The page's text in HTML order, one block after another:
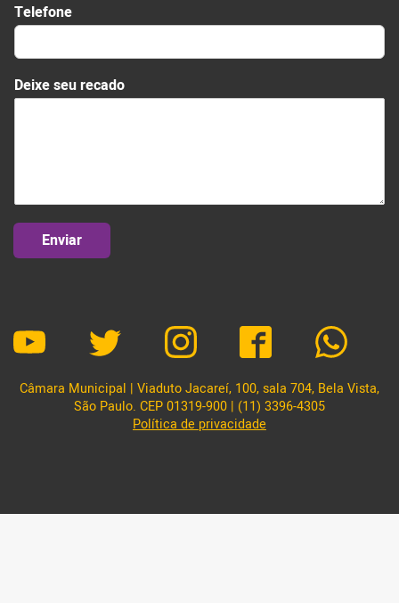
Câmara Municipal | Viaduto Jacareí, 100, sala 704, Bela Vista,
São Paulo. CEP 01319-900 | (11) 3396-4305
Política de privacidade
N
o
m
Telefone
Deixe seu recado
Enviar